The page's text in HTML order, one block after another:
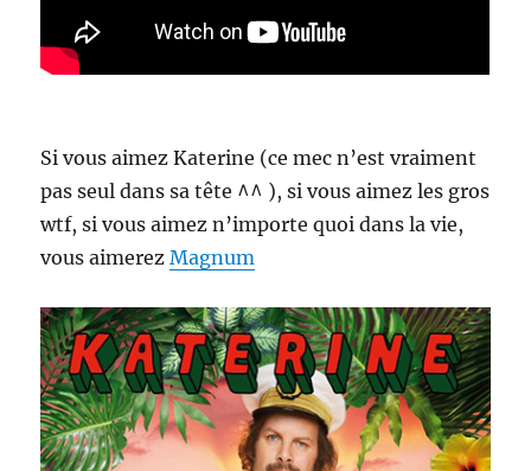
Si vous aimez Katerine (ce mec n’est vraiment
pas seul dans sa tête ^^ ), si vous aimez les gros
wtf, si vous aimez n’importe quoi dans la vie,
vous aimerezMagnum